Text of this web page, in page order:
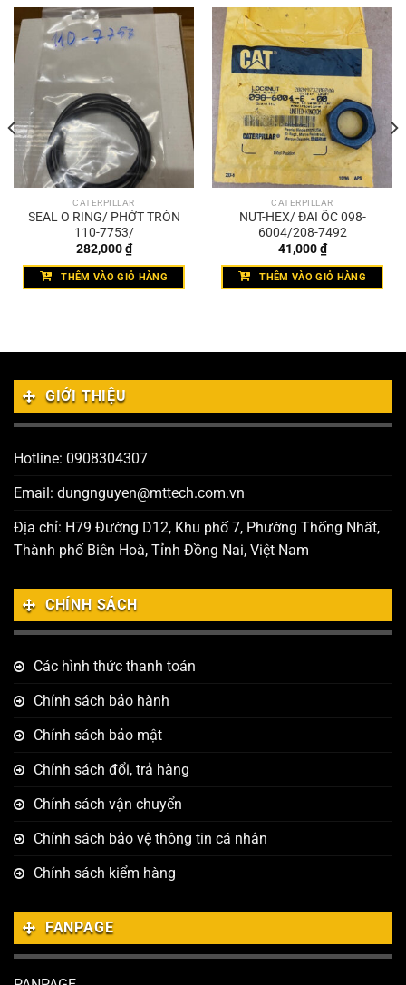
CATERPILLAR
SEAL O RING/ PHỚT TRÒN
110-7753/
282,000₫
THÊM VÀO GIỎ HÀNG
CATERPILLAR
NUT-HEX/ ĐAI ỐC 098-
6004/208-7492
41,000₫
THÊM VÀO GIỎ HÀNG
GIỚI THIỆU
Hotline: 0908304307
Email: dungnguyen@mttech.com.vn
Địa chỉ: H79 Đường D12, Khu phố 7, Phường Thống Nhất,
Thành phố Biên Hoà, Tỉnh Đồng Nai, Việt Nam
CHÍNH SÁCH
Các hình thức thanh toán
Chính sách bảo hành
Chính sách bảo mật
Chính sách đổi, trả hàng
Chính sách vận chuyển
Chính sách bảo vệ thông tin cá nhân
Chính sách kiểm hàng
FANPAGE